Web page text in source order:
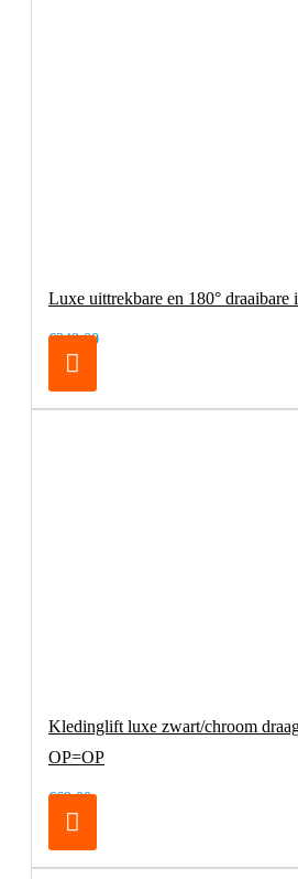
Luxe uittrekbare en 180°
€249,00
Kledinglift luxe zwart/chroom
OP=OP
€69,00